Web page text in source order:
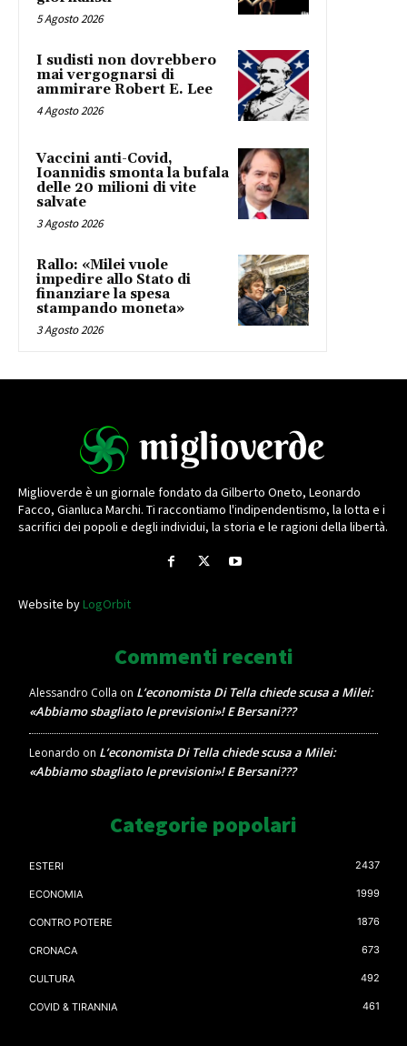
5 Agosto 2026
I sudisti non dovrebbero
mai vergognarsi di
ammirare Robert E. Lee
4 Agosto 2026
Vaccini anti-Covid,
Ioannidis smonta la bufala
delle 20 milioni di vite
salvate
3 Agosto 2026
Rallo: «Milei vuole
impedire allo Stato di
finanziare la spesa
stampando moneta»
3 Agosto 2026
Miglioverde è un giornale fondato da Gilberto Oneto, Leonardo
Facco, Gianluca Marchi. Ti raccontiamo l'indipendentismo, la lotta e i
sacrifici dei popoli e degli individui, la storia e le ragioni della libertà.
Website byLogOrbit
Commenti recenti
Alessandro Colla on L’economista Di Tella chiede scusa a Milei:
«Abbiamo sbagliato le previsioni»! E Bersani???
Leonardo on L’economista Di Tella chiede scusa a Milei:
«Abbiamo sbagliato le previsioni»! E Bersani???
Categorie popolari
ESTERI 2437
ECONOMIA 1999
CONTRO POTERE 1876
CRONACA 673
CULTURA 492
COVID & TIRANNIA 461